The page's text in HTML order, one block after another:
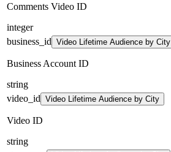
Comments Video ID
integer
business_id Video Lifetime Audience by City
Business Account ID
string
video_id Video Lifetime Audience by City
Video ID
string